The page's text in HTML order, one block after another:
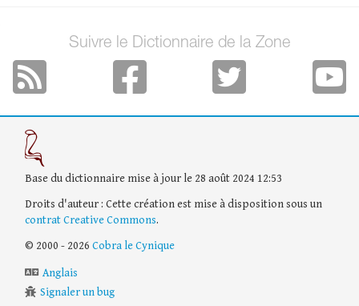
Suivre le Dictionnaire de la Zone
Base du dictionnaire mise à jour le 28 août 2024 12:53
Droits d'auteur : Cette création est mise à disposition sous un
contrat Creative Commons.
© 2000 - 2026 Cobra le Cynique
Anglais
Signaler un bug